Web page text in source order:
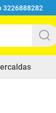
3226888282